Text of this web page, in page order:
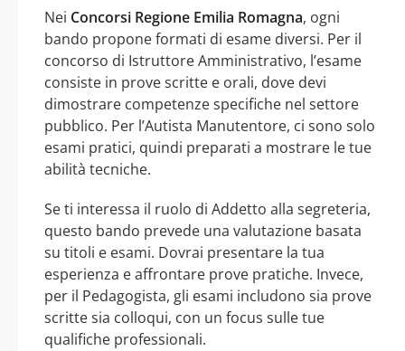
Nei Concorsi Regione Emilia Romagna, ogni
bando propone formati di esame diversi. Per il
concorso di Istruttore Amministrativo, l’esame
consiste in prove scritte e orali, dove devi
dimostrare competenze specifiche nel settore
pubblico. Per l’Autista Manutentore, ci sono solo
esami pratici, quindi preparati a mostrare le tue
abilità tecniche.
Se ti interessa il ruolo di Addetto alla segreteria,
questo bando prevede una valutazione basata
su titoli e esami. Dovrai presentare la tua
esperienza e affrontare prove pratiche. Invece,
per il Pedagogista, gli esami includono sia prove
scritte sia colloqui, con un focus sulle tue
qualifiche professionali.